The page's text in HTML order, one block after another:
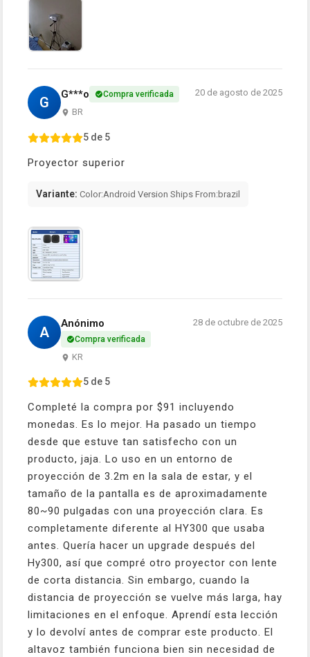
G G***o Compra verificada
BR
20 de agosto de 2025
5 de 5
Proyector superior
Variante: Color:Android Version Ships From:brazil
A
Anónimo
Compra verificada
KR
28 de octubre de 2025
5 de 5
Completé la compra por $91 incluyendo
monedas. Es lo mejor. Ha pasado un tiempo
desde que estuve tan satisfecho con un
producto, jaja. Lo uso en un entorno de
proyección de 3.2m en la sala de estar, y el
tamaño de la pantalla es de aproximadamente
80~90 pulgadas con una proyección clara. Es
completamente diferente al HY300 que usaba
antes. Quería hacer un upgrade después del
Hy300, así que compré otro proyector con lente
de corta distancia. Sin embargo, cuando la
distancia de proyección se vuelve más larga, hay
limitaciones en el enfoque. Aprendí esta lección
y lo devolví antes de comprar este producto. El
altavoz también funciona bien sin necesidad de